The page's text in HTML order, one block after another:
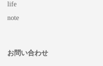
life
note
お問い合わせ